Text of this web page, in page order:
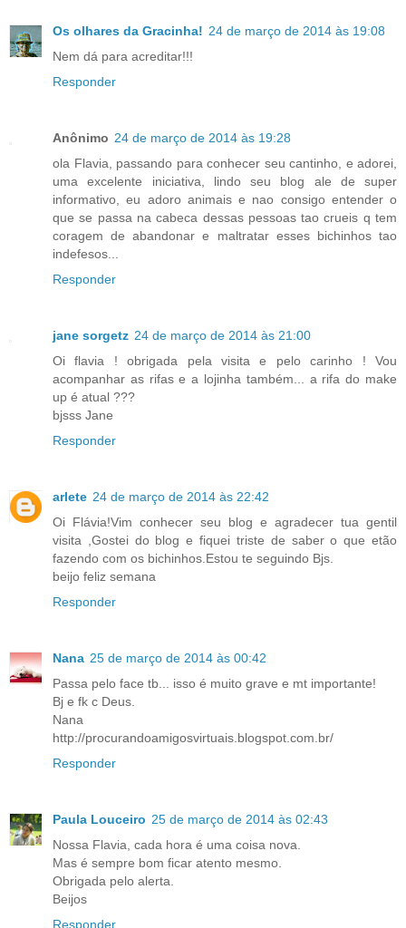
Os olhares da Gracinha! 24 de março de 2014 às 19:08
Nem dá para acreditar!!!
Responder
Anônimo 24 de março de 2014 às 19:28
ola Flavia, passando para conhecer seu cantinho, e adorei,
uma excelente iniciativa, lindo seu blog ale de super
informativo, eu adoro animais e nao consigo entender o
que se passa na cabeca dessas pessoas tao crueis q tem
coragem de abandonar e maltratar esses bichinhos tao
indefesos...
Responder
jane sorgetz 24 de março de 2014 às 21:00
Oi flavia ! obrigada pela visita e pelo carinho ! Vou
acompanhar as rifas e a lojinha também... a rifa do make
up é atual ???
bjsss Jane
Responder
arlete 24 de março de 2014 às 22:42
Oi Flávia!Vim conhecer seu blog e agradecer tua gentil
visita ,Gostei do blog e fiquei triste de saber o que etão
fazendo com os bichinhos.Estou te seguindo Bjs.
beijo feliz semana
Responder
Nana 25 de março de 2014 às 00:42
Passa pelo face tb... isso é muito grave e mt importante!
Bj e fk c Deus.
Nana
http://procurandoamigosvirtuais.blogspot.com.br/
Responder
Paula Louceiro 25 de março de 2014 às 02:43
Nossa Flavia, cada hora é uma coisa nova.
Mas é sempre bom ficar atento mesmo.
Obrigada pelo alerta.
Beijos
Responder